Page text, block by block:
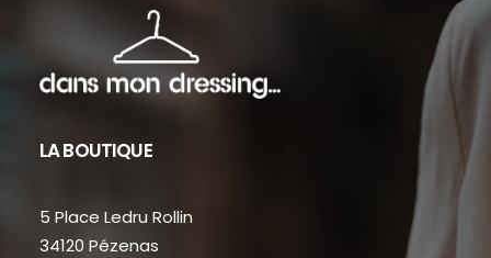
LA BOUTIQUE
5 Place Ledru Rollin
34120 Pézenas